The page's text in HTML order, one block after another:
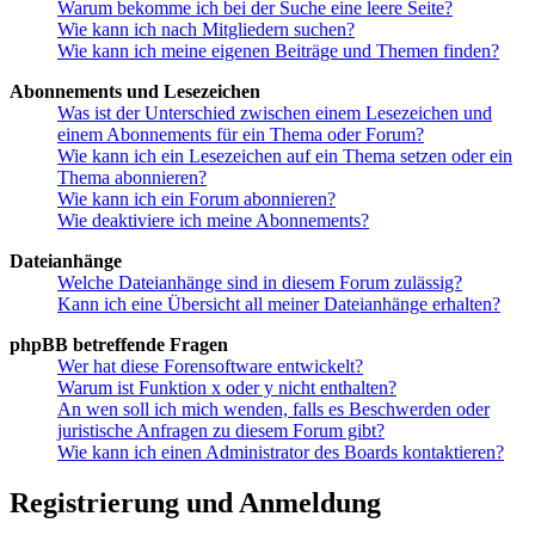
Warum bekomme ich bei der Suche eine leere Seite?
Wie kann ich nach Mitgliedern suchen?
Wie kann ich meine eigenen Beiträge und Themen finden?
Abonnements und Lesezeichen
Was ist der Unterschied zwischen einem Lesezeichen und
einem Abonnements für ein Thema oder Forum?
Wie kann ich ein Lesezeichen auf ein Thema setzen oder ein
Thema abonnieren?
Wie kann ich ein Forum abonnieren?
Wie deaktiviere ich meine Abonnements?
Dateianhänge
Welche Dateianhänge sind in diesem Forum zulässig?
Kann ich eine Übersicht all meiner Dateianhänge erhalten?
phpBB betreffende Fragen
Wer hat diese Forensoftware entwickelt?
Warum ist Funktion x oder y nicht enthalten?
An wen soll ich mich wenden, falls es Beschwerden oder
juristische Anfragen zu diesem Forum gibt?
Wie kann ich einen Administrator des Boards kontaktieren?
Registrierung und Anmeldung